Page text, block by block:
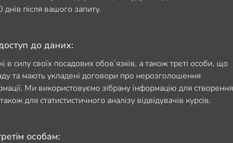
після вашого запиту.
до даних:
в силу своїх посадових обов’язків, а також треті особи, що
та мають укладені договори про нерозголошення
Ми використовуємо зібрану інформацію для створення
для статистистичного аналізу відвідувачів курсів.
особам: